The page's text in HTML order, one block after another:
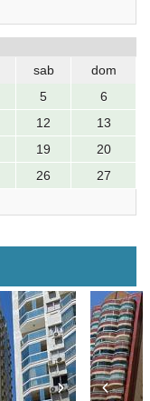
sab
dom
5
6
12
13
19
20
26
27